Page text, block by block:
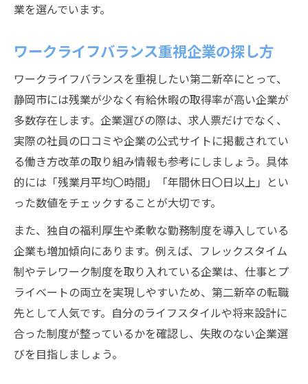
業を選んでいます。
ワークライフバランス重視企業の探し方
ワークライフバランスを重視したい第二新卒にとって、
静岡市には残業が少なく有給休暇の取得率が高い企業が
多数存在します。企業選びの際は、求人票だけでなく、
実際の社員の口コミや企業の公式サイトに掲載されてい
る働き方改革の取り組み情報も参考にしましょう。具体
的には「残業月平均〇時間」「年間休日〇日以上」とい
った数値をチェックすることが大切です。
また、独自の福利厚生や柔軟な勤務制度を導入している
企業も増加傾向にあります。例えば、フレックスタイム
制やテレワーク制度を取り入れている企業は、仕事とプ
ライベートの両立を実現しやすいため、第二新卒の転職
先として人気です。自分のライフスタイルや将来設計に
合った制度が整っているかを確認し、失敗のない企業選
びを目指しましょう。